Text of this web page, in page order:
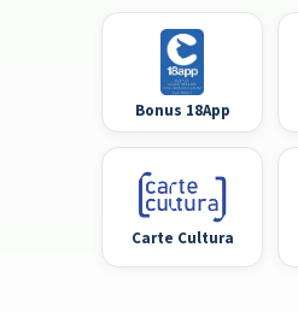
Bonus 18App
Carte Cultura